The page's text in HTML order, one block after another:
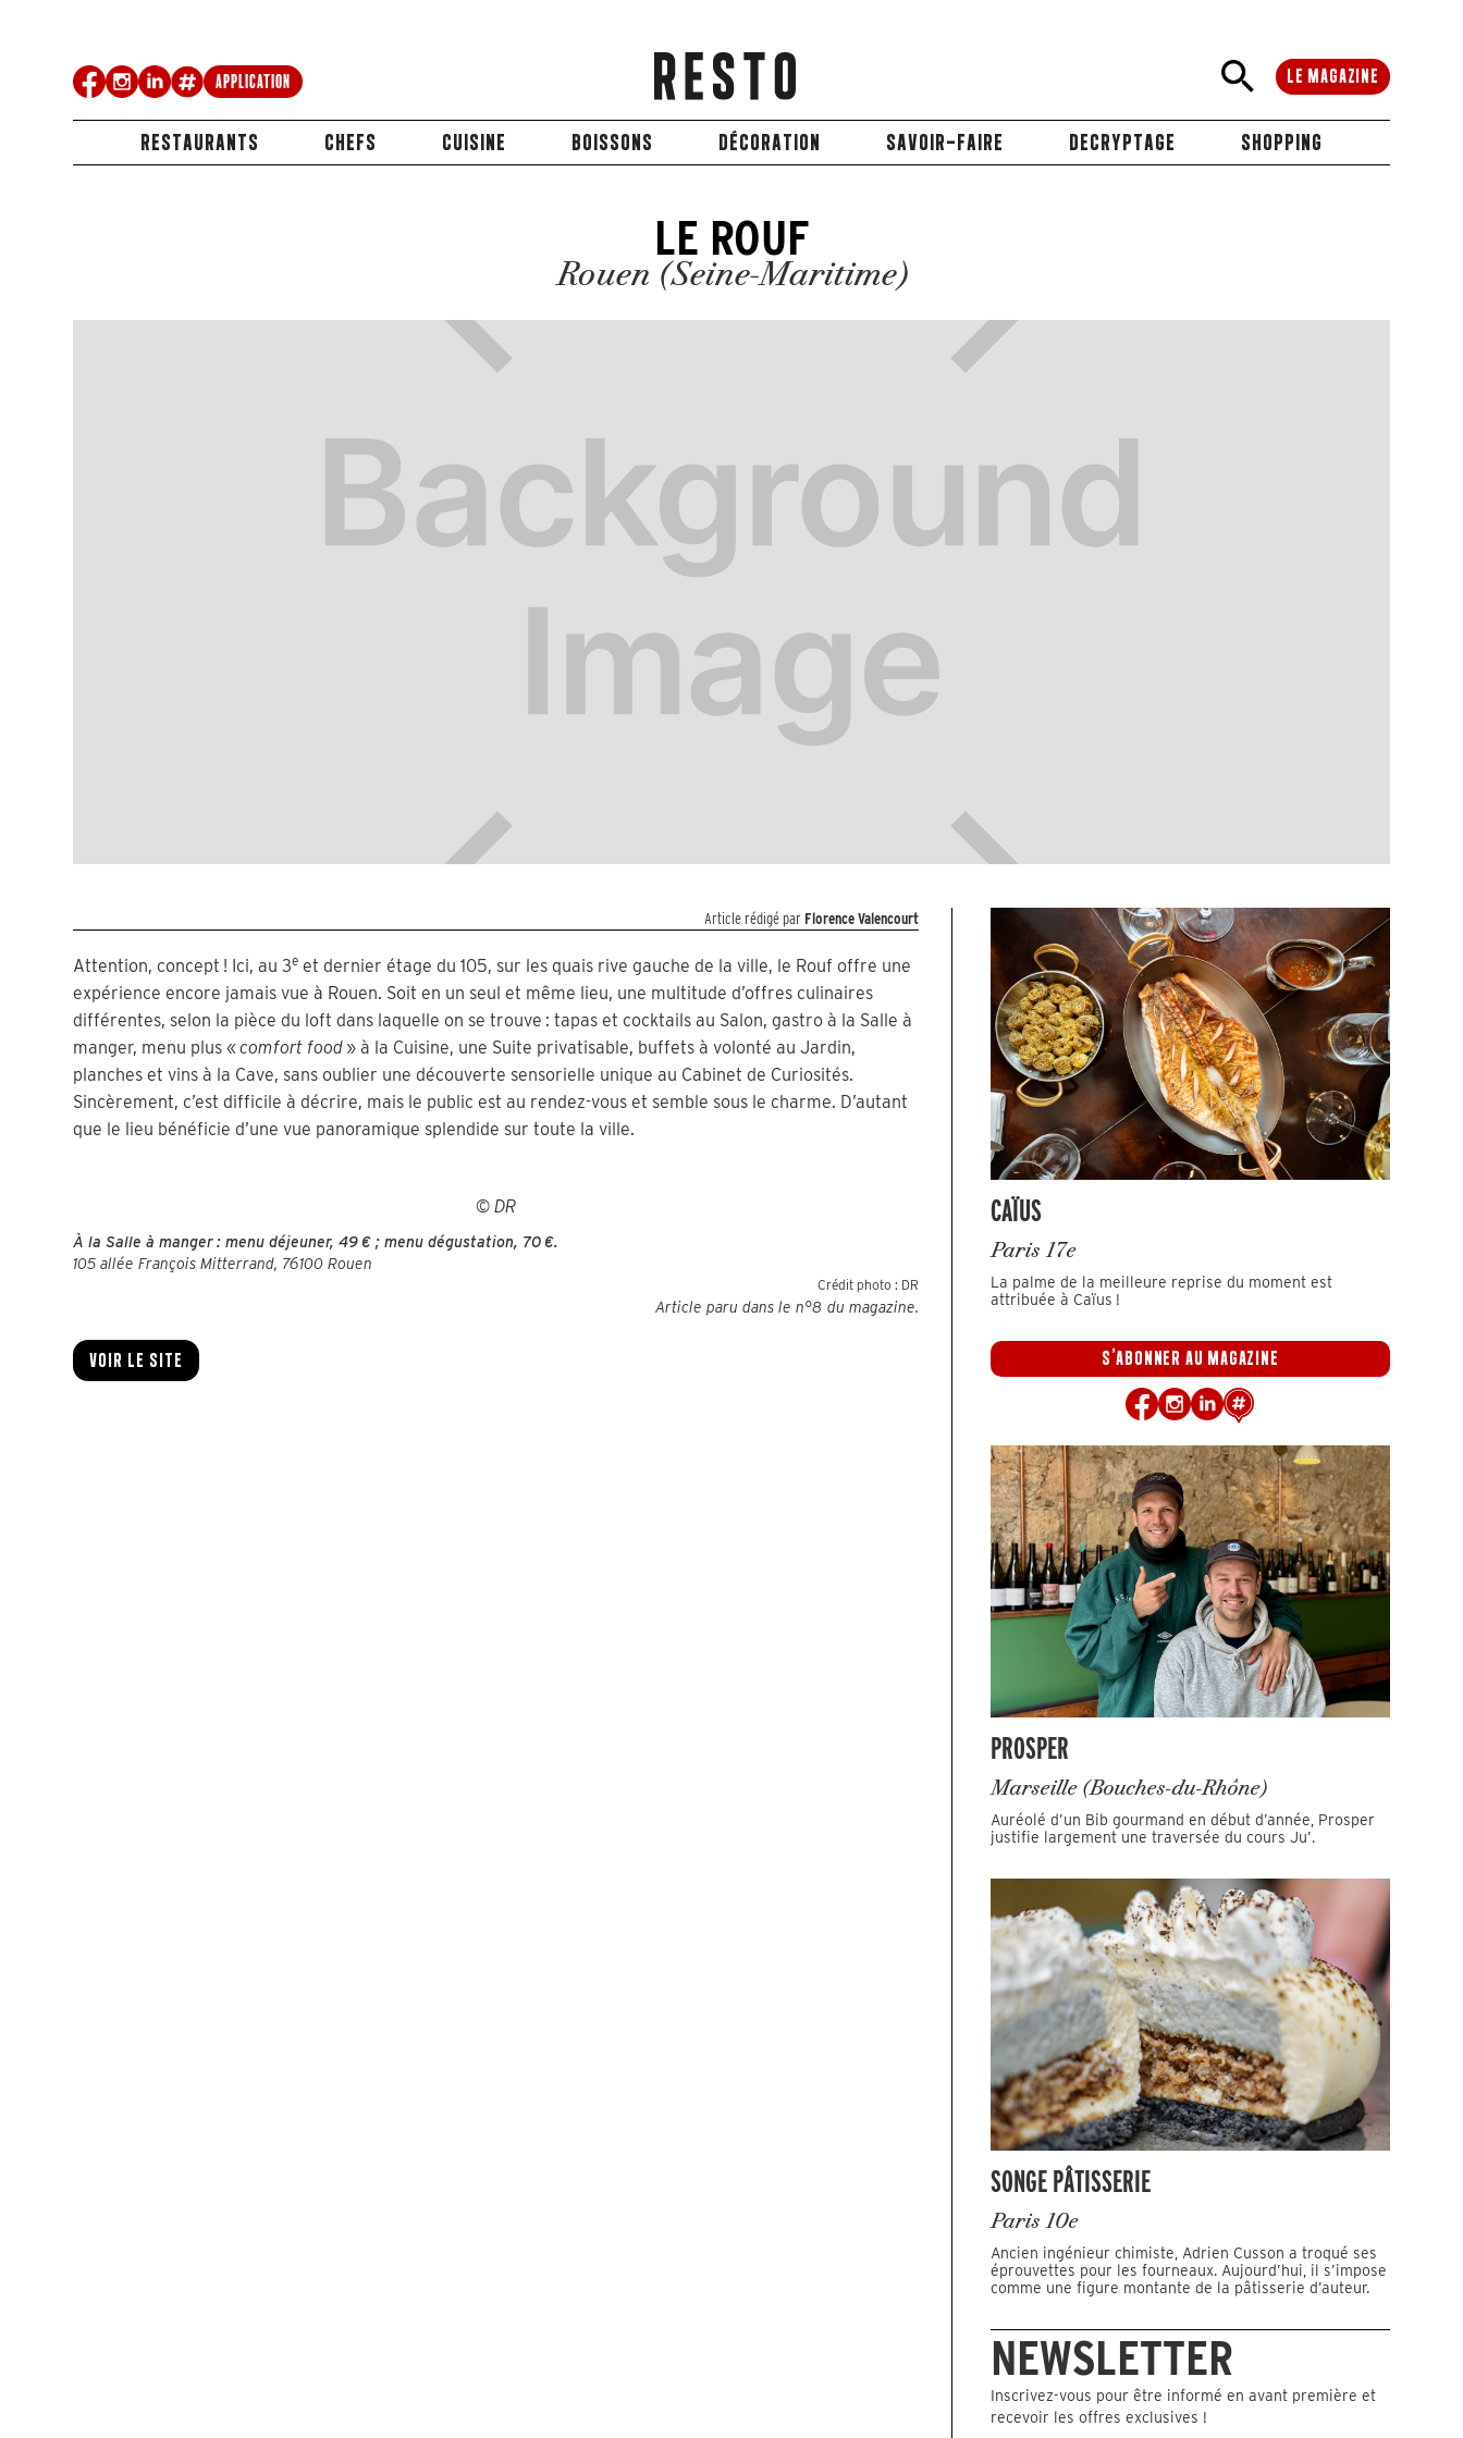
Application LE MAGAZINE
RESTAURANTS CHEFS CUISINE BOISSONS DÉCORATION SAVOIR-FAIRE DECRYPTAGE SHOPPING
LE ROUF
Rouen (Seine-Maritime)
Article rédigé par Florence Valencourt
Attention, concept ! Ici, au 3e et dernier étage du 105, sur les quais rive gauche de la ville, le Rouf offre une
expérience encore jamais vue à Rouen. Soit en un seul et même lieu, une multitude d’offres culinaires
différentes, selon la pièce du loft dans laquelle on se trouve : tapas et cocktails au Salon, gastro à la Salle à
manger, menu plus «comfort food » à la Cuisine, une Suite privatisable, buffets à volonté au Jardin,
planches et vins à la Cave, sans oublier une découverte sensorielle unique au Cabinet de Curiosités.
Sincèrement, c’est difficile à décrire, mais le public est au rendez-vous et semble sous le charme. D’autant
que le lieu bénéficie d’une vue panoramique splendide sur toute la ville.
© DR
À la Salle à manger : menu déjeuner, 49 € ; menu dégustation, 70 €.
105 allée François Mitterrand, 76100 Rouen
Crédit photo : DR
Article paru dans le n°8 du magazine.
Voir le site
CAÏUS
Paris 17e
La palme de la meilleure reprise du moment est
attribuée à Caïus !
S'ABONNER AU MAGAZINE
PROSPER
Marseille (Bouches-du-Rhône)
Auréolé d’un Bib gourmand en début d’année, Prosper
justifie largement une traversée du cours Ju’.
SONGE PÂTISSERIE
Paris 10e
Ancien ingénieur chimiste, Adrien Cusson a troqué ses
éprouvettes pour les fourneaux. Aujourd’hui, il s’impose
comme une figure montante de la pâtisserie d’auteur.
NEWSLETTER
Inscrivez-vous pour être informé en avant première et
recevoir les offres exclusives !